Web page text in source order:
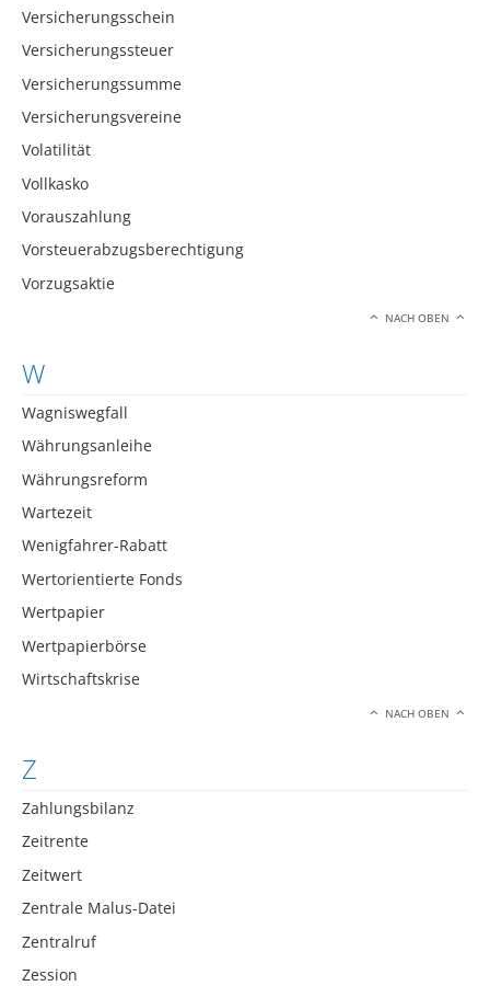
Versicherungsschein
Versicherungssteuer
Versicherungssumme
Versicherungsvereine
Volatilität
Vollkasko
Vorauszahlung
Vorsteuerabzugsberechtigung
Vorzugsaktie
NACH OBEN
W
Wagniswegfall
Währungsanleihe
Währungsreform
Wartezeit
Wenigfahrer-Rabatt
Wertorientierte Fonds
Wertpapier
Wertpapierbörse
Wirtschaftskrise
NACH OBEN
Z
Zahlungsbilanz
Zeitrente
Zeitwert
Zentrale Malus-Datei
Zentralruf
Zession